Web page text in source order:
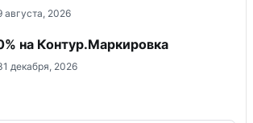
августа, 2026
на Контур.Маркировка
декабря, 2026